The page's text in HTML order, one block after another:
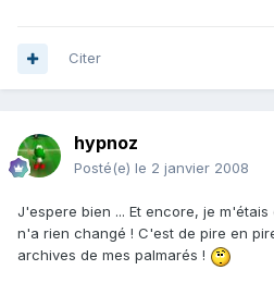
Citer
hypnoz
Posté(e) le 2 janvier 2008
J'espere bien ... Et encore, je
n'a rien changé ! C'est de pire en
archives de mes palmarés !